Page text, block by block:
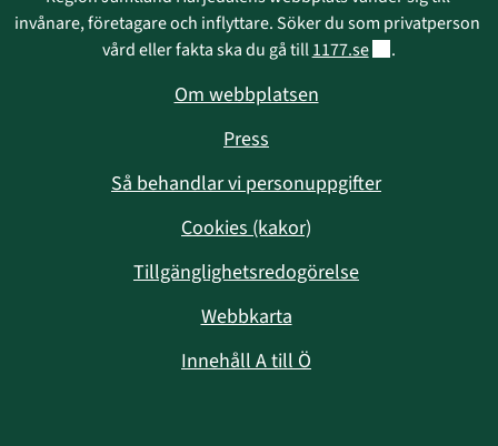
invånare, företagare och inflyttare. Söker du som privatperson
vård eller fakta ska du gå till 1177.seLänk till annan
.
Om webbplatsen
Press
Så behandlar vi personuppgifter
Cookies (kakor)
Tillgänglighetsredogörelse
Webbkarta
Innehåll A till Ö